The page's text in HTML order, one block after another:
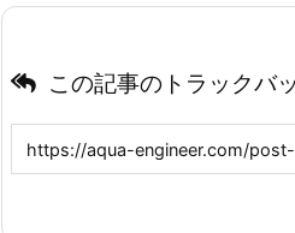
この記事のトラックバ